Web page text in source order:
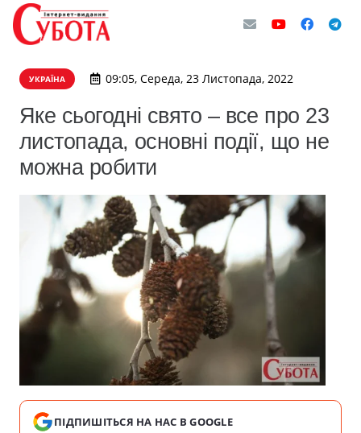
УКРАЇНА 09:05, Середа, 23 Листопада, 2022
Яке сьогодні свято – все про 23
листопада, основні події, що не
можна робити
ПІДПИШІТЬСЯ НА НАС В GOOGLE